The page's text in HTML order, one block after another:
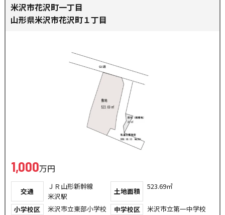
米沢市花沢町一丁目
山形県米沢市花沢町１丁目
1,000万円
交通
ＪＲ山形新幹線
米沢駅
土地面積
523.69㎡
小学校区 米沢市立東部小学校 中学校区 米沢市立第一中学校